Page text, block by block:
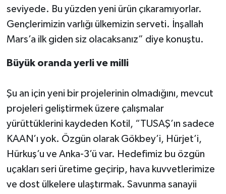
seviyede. Bu yüzden yeni ürün çıkaramıyorlar.
Gençlerimizin varlığı ülkemizin serveti. İnşallah
Mars’a ilk giden siz olacaksanız” diye konuştu.
Büyük oranda yerli ve milli
Şu an için yeni bir projelerinin olmadığını, mevcut
projeleri geliştirmek üzere çalışmalar
yürüttüklerini kaydeden Kotil, “TUSAŞ’ın sadece
KAAN’ı yok. Özgün olarak Gökbey’i, Hürjet’i,
Hürkuş’u ve Anka-3’ü var. Hedefimiz bu özgün
uçakları seri üretime geçirip, hava kuvvetlerimize
ve dost ülkelere ulaştırmak. Savunma sanayii